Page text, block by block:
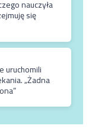
nauczyła
się
uruchomili
„Żadna